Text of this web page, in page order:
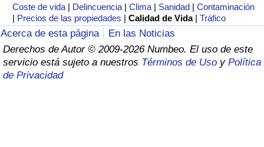
Coste de vida | Delincuencia |Clima | Sanidad |Contaminación
| Precios de las propiedades |Calidad de Vida |Tráfico
Acerca de esta página
En las Noticias
Derechos de Autor © 2009-2026 Numbeo. El uso de este
servicio está sujeto a nuestros Términos de Uso y Política
de Privacidad
Índice de criminalidad por país
Sanidad
Índice de Sanidad (Actual)